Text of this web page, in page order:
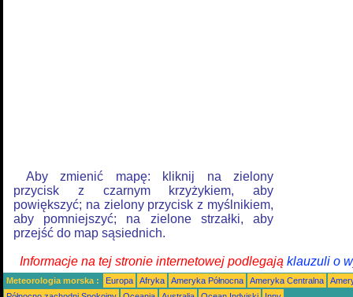
Aby zmienić mapę: kliknij na zielony
przycisk z czarnym krzyżykiem, aby
powiększyć; na zielony przycisk z myślnikiem,
aby pomniejszyć; na zielone strzałki, aby
przejść do map sąsiednich.
Informacje na tej stronie internetowej podlegają klauzuli o
Meteorologia morska : Europa Afryka Ameryka Północna Ameryka Centralna